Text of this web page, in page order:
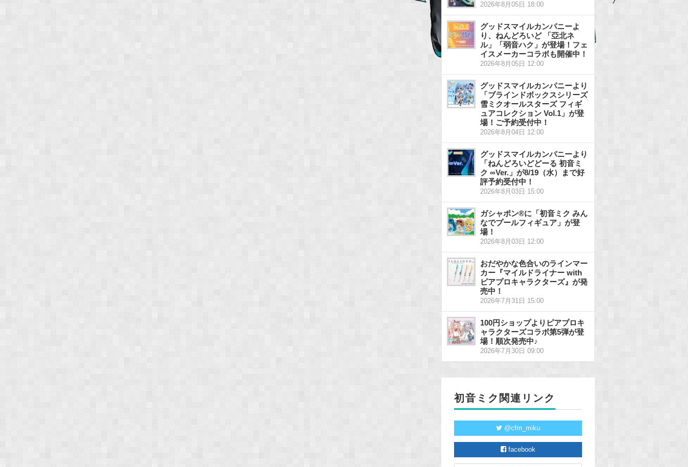
2026年8月05日 18:00
グッドスマイルカンパニーよ
り、ねんどろいど 「亞北ネ
ル」「弱音ハク」が登場！フェ
イスメーカーコラボも開催中！
2026年8月05日 12:00
グッドスマイルカンパニーより
「ブラインドボックスシリーズ
雪ミクオールスターズ フィギ
ュアコレクション Vol.1」が登
場！ご予約受付中！
2026年8月04日 12:00
グッドスマイルカンパニーより
「ねんどろいどどーる 初音ミ
ク ∞Ver.」が8/19（水）まで好
評予約受付中！
2026年8月03日 15:00
ガシャポン®に「初音ミク みん
なでプールフィギュア」が登
場！
2026年8月03日 12:00
おだやかな色合いのラインマー
カー『マイルドライナー with
ピアプロキャラクターズ』が発
売中！
2026年7月31日 15:00
100円ショップよりピアプロキ
ャラクターズコラボ第5弾が登
場！順次発売中♪
2026年7月30日 09:00
初音ミク関連リンク
@cfm_miku
facebook